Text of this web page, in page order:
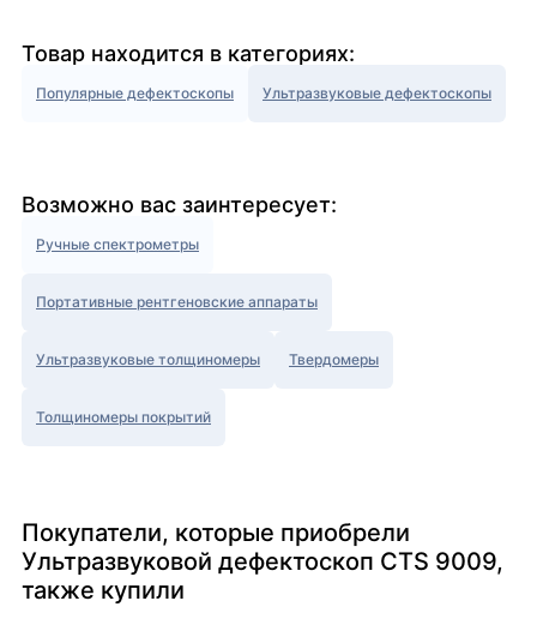
Товар находится в категориях:
Популярные дефектоскопы Ультразвуковые дефектоскопы
Возможно вас заинтересует:
Ручные спектрометры
Портативные рентгеновские аппараты
Ультразвуковые толщиномеры Твердомеры
Толщиномеры покрытий
Покупатели, которые приобрели
Ультразвуковой дефектоскоп CTS 9009,
также купили